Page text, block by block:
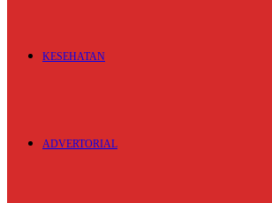
KESEHATAN
ADVERTORIAL